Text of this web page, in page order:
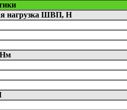
нагрузка ШВП, Н
Нм